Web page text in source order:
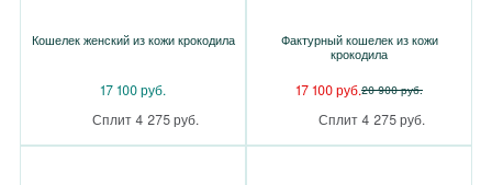
Кошелек женский из кожи крокодила
17 100 руб.
Сплит 4 275 руб.
Фактурный кошелек из кожи
крокодила
17 100 руб.20 900 руб.
Сплит 4 275 руб.